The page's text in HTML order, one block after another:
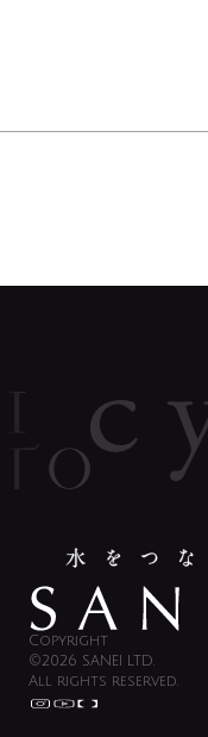
Copyright
©2026 SANEI LTD.
All rights reserved.